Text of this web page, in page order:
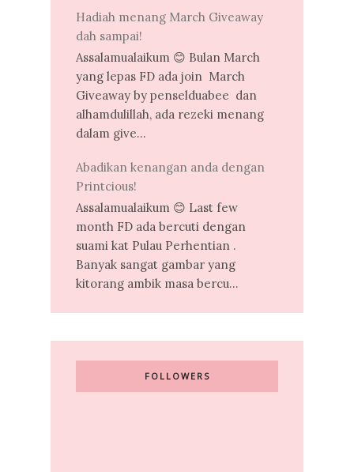
Hadiah menang March Giveaway
dah sampai!
Assalamualaikum 😊 Bulan March
yang lepas FD ada join March
Giveaway by penselduabee dan
alhamdulillah, ada rezeki menang
dalam give...
Abadikan kenangan anda dengan
Printcious!
Assalamualaikum 😊 Last few
month FD ada bercuti dengan
suami kat Pulau Perhentian .
Banyak sangat gambar yang
kitorang ambik masa bercu...
FOLLOWERS